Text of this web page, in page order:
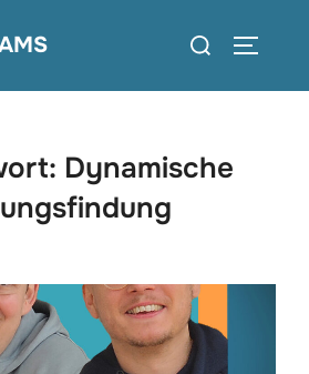
Suchen
Dynamische